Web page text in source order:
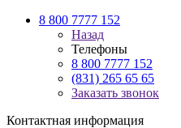
8 800 7777 152
Назад
Телефоны
8 800 7777 152
(831) 265 65 65
Заказать звонок
Контактная информация